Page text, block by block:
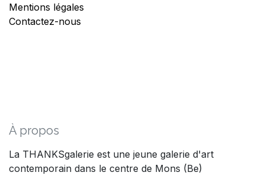
Mentions légales
Contactez-nous
À propos
La THANKSgalerie est une jeune galerie d'art
contemporain dans le centre de Mons (Be)